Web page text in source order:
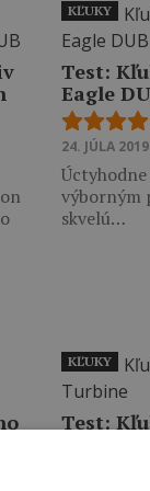
Test:
Eagle
24. JÚLA
výborným
skvelú…
KĽUKY
Test:
KĽUKY